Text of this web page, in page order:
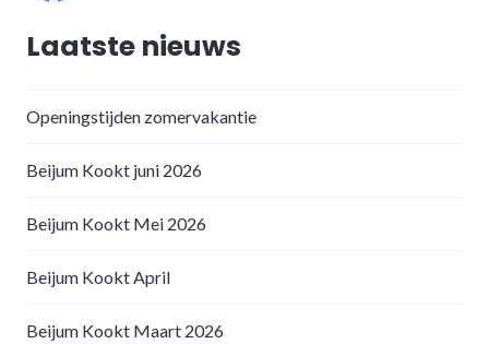
Laatste nieuws
Openingstijden zomervakantie
Beijum Kookt juni 2026
Beijum Kookt Mei 2026
Beijum Kookt April
Beijum Kookt Maart 2026